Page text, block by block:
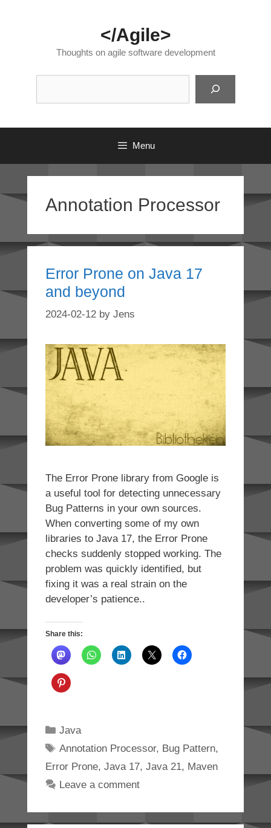
</Agile>
Thoughts on agile software development
Menu
Annotation Processor
Error Prone on Java 17
and beyond
2024-02-12 by Jens
The Error Prone library from Google is
a useful tool for detecting unnecessary
Bug Patterns in your own sources.
When converting some of my own
libraries to Java 17, the Error Prone
checks suddenly stopped working. The
problem was quickly identified, but
fixing it was a real strain on the
developer’s patience..
Share this:
Categories
Java
Tags
Annotation Processor, Bug Pattern,
Error Prone, Java 17, Java 21, Maven
Leave a comment